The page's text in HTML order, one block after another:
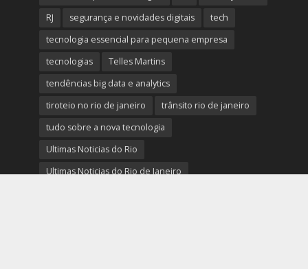
RJ
segurança e novidades digitais
tech
tecnologia essencial para pequena empresa
tecnologias
Telles Martins
tendências big data e analytics
tiroteio no rio de janeiro
trânsito rio de janeiro
tudo sobre a nova tecnologia
Ultimas Noticias do Rio
Ultimas Noticias do Rio de Janeiro